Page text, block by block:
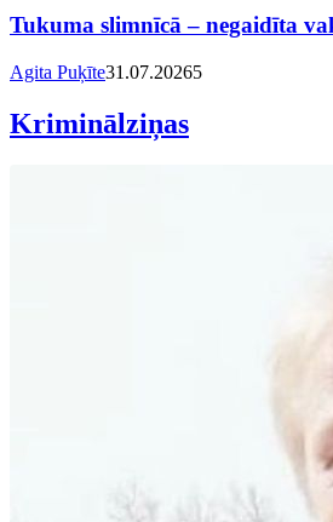
Tukuma slimnīcā – negaidīta
Agita Puķīte31.07.20265
Kriminālziņas